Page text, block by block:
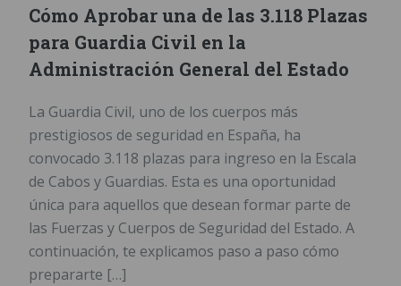
Cómo Aprobar una de las 3.118 Plazas
para Guardia Civil en la
Administración General del Estado
La Guardia Civil, uno de los cuerpos más
prestigiosos de seguridad en España, ha
convocado 3.118 plazas para ingreso en la Escala
de Cabos y Guardias. Esta es una oportunidad
única para aquellos que desean formar parte de
las Fuerzas y Cuerpos de Seguridad del Estado. A
continuación, te explicamos paso a paso cómo
prepararte […]